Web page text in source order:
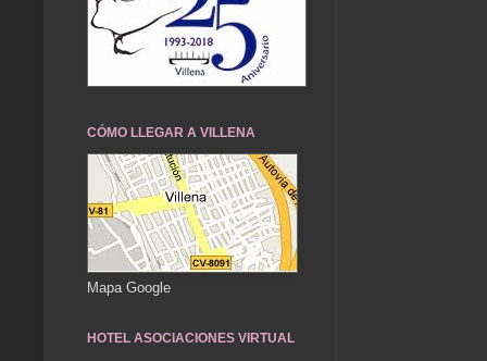
CÓMO LLEGAR A VILLENA
Mapa Google
HOTEL ASOCIACIONES VIRTUAL